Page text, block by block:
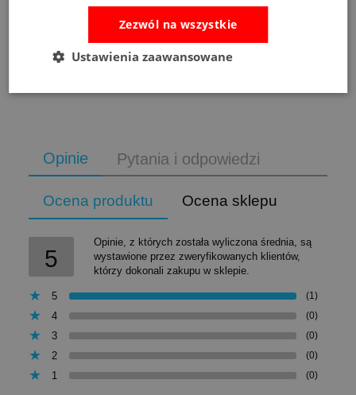
489,00 zł
Cena regularna:526,00 zł
Najniższa cena:469,00 zł
Opinie Pytania i odpowiedzi
Ocena produktu Ocena sklepu
5
Opinie, z których została wyliczona średnia, są
wystawione przez zweryfikowanych klientów,
którzy dokonali zakupu w sklepie.
5 (1)
4 (0)
3 (0)
2 (0)
1 (0)
Zezwól na wszystkie
Ustawienia zaawansowane